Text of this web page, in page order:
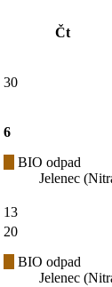
Čt
30
6
BIO odpad
Jelenec
13
20
BIO odpad
Jelenec